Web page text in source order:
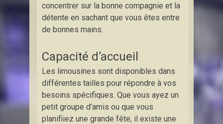
concentrer sur la bonne compagnie et la
détente en sachant que vous êtes entre
de bonnes mains.
Capacité d’accueil
Les limousines sont disponibles dans
différentes tailles pour répondre à vos
besoins spécifiques. Que vous ayez un
petit groupe d’amis ou que vous
planifiiez une grande fête, il existe une